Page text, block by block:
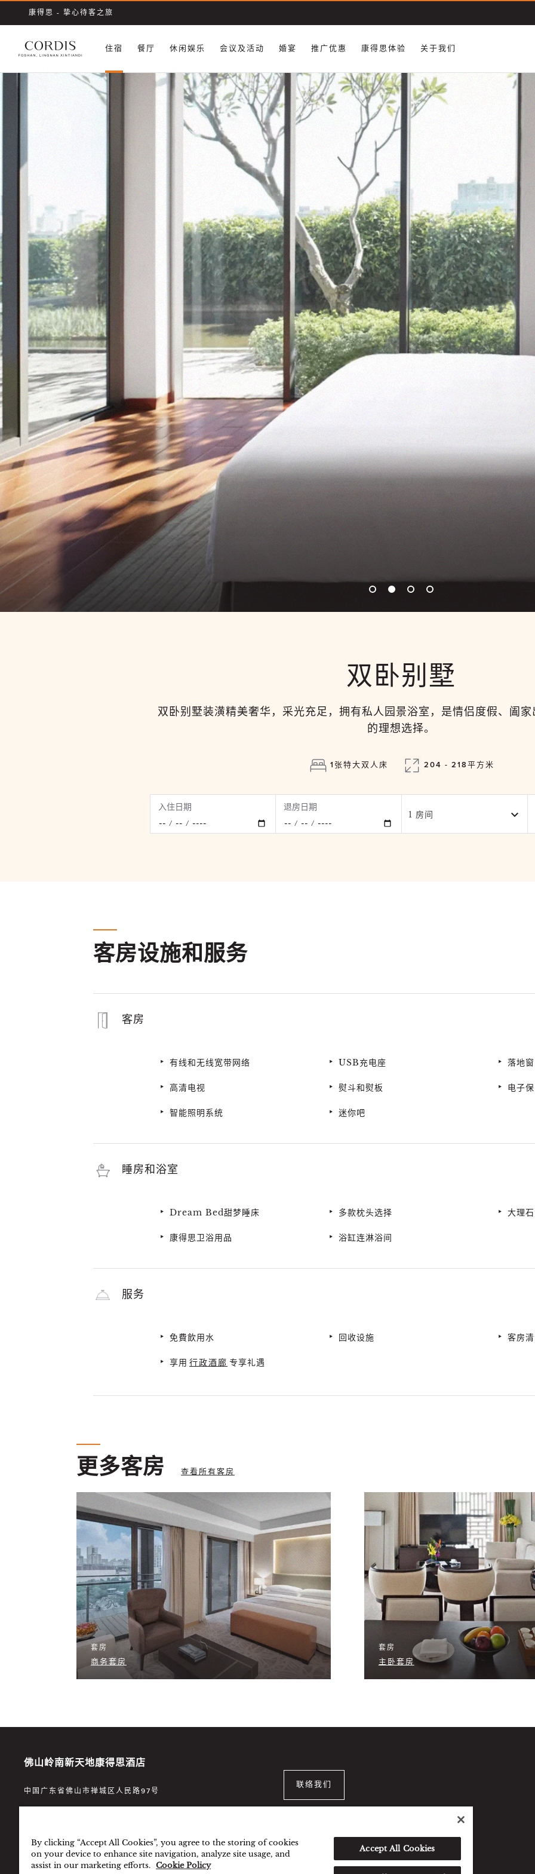
康得思 - 挚心待客之旅
住宿 餐厅 休闲娱乐 会议及活动 ​婚宴 推广优惠 康得思体验 关于我们
双卧别墅
双卧别墅装潢精美奢华，采光充足，拥有私人园景浴室，是情侣度假、阖
的理想选择。
1张特大双人床 204 - 218平方米
入住日期 退房日期
1 房间
客房设施和服务
客房
有线和无线宽带网络 USB充电座 落地窗
高清电视 熨斗和熨板 电子
智能照明系统 迷你吧
睡房和浴室
Dream Bed甜梦睡床 多款枕头选择 大理
康得思卫浴用品 浴缸连淋浴间
服务
免費飲用水 回收设施 客房
享用 行政酒廊 专享礼遇
更多客房 查看所有客房
套房
商务套房
套房
主卧套房
佛山岭南新天地康得思酒店
中国广东省佛山市禅城区人民路97号
电邮： cdfsh.info@cordishotels.com
联络我们
By clicking “Accept All Cookies”, you agree to the storing of cookies
on your device to enhance site navigation, analyze site usage, and
assist in our marketing efforts. Cookie Policy
Accept All Cookies